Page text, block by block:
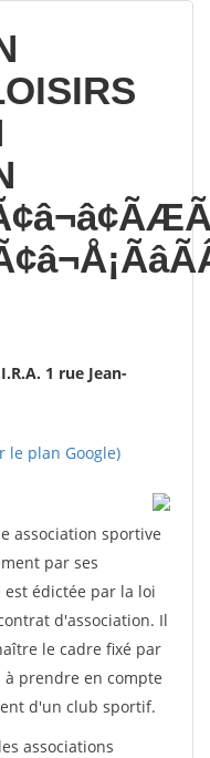
1 rue Jean-
le plan Google)
association sportive
par ses
édictée par la loi
d'association. Il
le cadre fixé par
prendre en compte
d'un club sportif.
associations